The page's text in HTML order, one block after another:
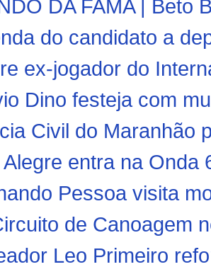
DA FAMA | Beto
do candidato a
ex-jogador do
Dino festeja com
Civil do Maranhão
Alegre entra na Onda
Pessoa visita
de Canoagem
Leo Primeiro